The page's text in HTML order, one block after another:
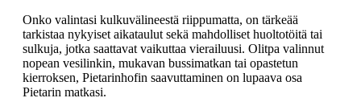
Onko valintasi kulkuvälineestä riippumatta, on tärkeää
tarkistaa nykyiset aikataulut sekä mahdolliset huoltotöitä tai
sulkuja, jotka saattavat vaikuttaa vierailuusi. Olitpa valinnut
nopean vesilinkin, mukavan bussimatkan tai opastetun
kierroksen, Pietarinhofin saavuttaminen on lupaava osa
Pietarin matkasi.